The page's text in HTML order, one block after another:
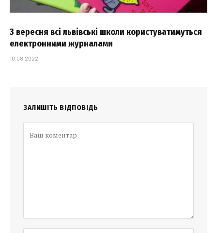
З вересня всі львівські школи користуватимуться
електронними журналами
10.08.2022
ЗАЛИШІТЬ ВІДПОВІДЬ